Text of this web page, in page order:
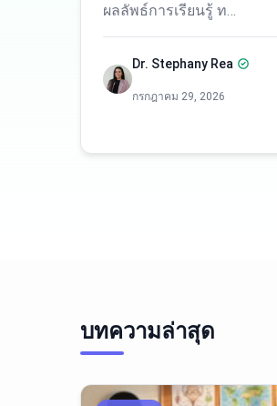
ผลลัพธ์การเรียนรู้ ท…
Dr. Stephany Rea
กรกฎาคม 29, 2026
บทความล่าสุด